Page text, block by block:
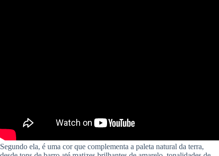
Segundo ela, é uma cor que complementa a paleta natural da terra,